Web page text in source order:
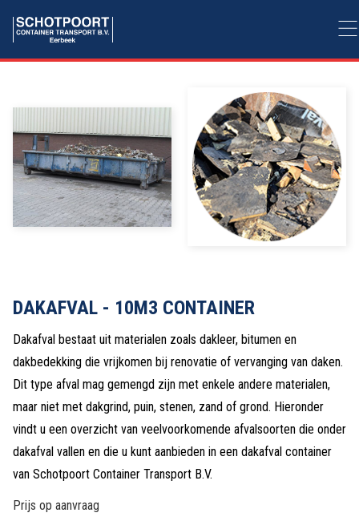
DAKAFVAL - 10M3 CONTAINER
Dakafval bestaat uit materialen zoals dakleer, bitumen en
dakbedekking die vrijkomen bij renovatie of vervanging van daken.
Dit type afval mag gemengd zijn met enkele andere materialen,
maar niet met dakgrind, puin, stenen, zand of grond. Hieronder
vindt u een overzicht van veelvoorkomende afvalsoorten die onder
dakafval vallen en die u kunt aanbieden in een dakafval container
van Schotpoort Container Transport B.V.
Prijs op aanvraag